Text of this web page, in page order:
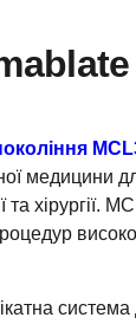
медицини
та хірургії.
система